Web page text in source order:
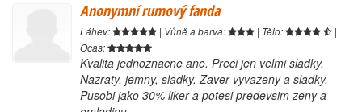
Anonymní rumový fanda
Láhev: | Vůně a barva: | Tělo:
|
Ocas:
Kvalita jednoznacne ano. Preci jen velmi sladky.
Nazraty, jemny, sladky. Zaver vyvazeny a sladky.
Pusobi jako 30% liker a potesi predevsim zeny a